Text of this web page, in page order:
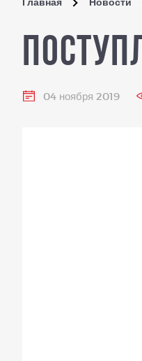
04 ноября 2019